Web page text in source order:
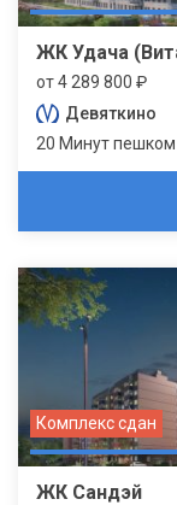
ЖК Удача
от 4 289 800 ₽
Девяткино
20 Минут пешком
Комплекс сдан
ЖК Сандэй